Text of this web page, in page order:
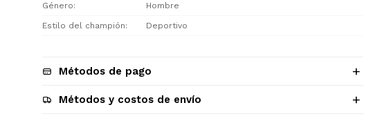
Género Hombre
Estilo del champión Deportivo
Métodos de pago
Métodos y costos de envío